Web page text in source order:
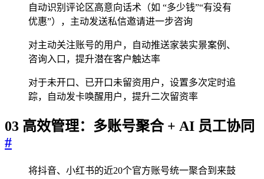
自动识别评论区高意向话术（如 “多少钱”“有没有
优惠”），主动发送私信邀请进一步咨询
对主动关注账号的用户，自动推送家装实景案例、
咨询入口，提升潜在客户触达率
对于未开口、已开口未留资用户，设置多次定时追
踪，自动发卡唤醒用户，提升二次留资率
03 高效管理：多账号聚合 + AI 员工协同
#
将抖音、小红书的近20个官方账号统一聚合到来鼓